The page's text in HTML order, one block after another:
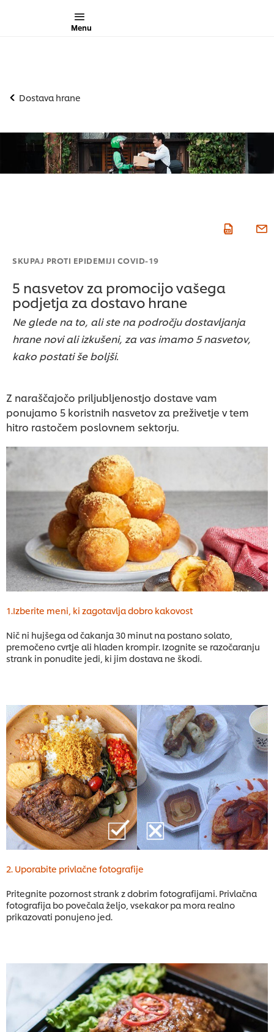
Menu
Dostava hrane
SKUPAJ PROTI EPIDEMIJI COVID-19
5 nasvetov za promocijo vašega
podjetja za dostavo hrane
Ne glede na to, ali ste na področju dostavljanja
hrane novi ali izkušeni, za vas imamo 5 nasvetov,
kako postati še boljši.
Z naraščajočo priljubljenostjo dostave vam
ponujamo 5 koristnih nasvetov za preživetje v tem
hitro rastočem poslovnem sektorju.
1.Izberite meni, ki zagotavlja dobro kakovost
Nič ni hujšega od čakanja 30 minut na postano solato,
premočeno cvrtje ali hladen krompir. Izognite se razočaranju
strank in ponudite jedi, ki jim dostava ne škodi.
2. Uporabite privlačne fotografije
Pritegnite pozornost strank z dobrim fotografijami. Privlačna
fotografija bo povečala željo, vsekakor pa mora realno
prikazovati ponujeno jed.